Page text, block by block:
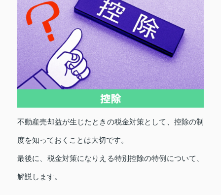
不動産売却益が生じたときの税金対策として、控除の制
度を知っておくことは大切です。
最後に、税金対策になりえる特別控除の特例について、
解説します。